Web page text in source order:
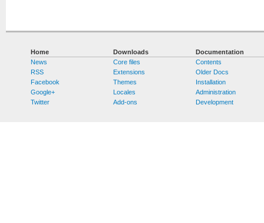
Home
News
RSS
Facebook
Google+
Twitter
Downloads
Core files
Extensions
Themes
Locales
Add-ons
Documentation
Contents
Older Docs
Installation
Administration
Development